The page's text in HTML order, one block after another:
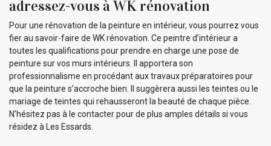
adressez-vous à WK rénovation
Pour une rénovation de la peinture en intérieur, vous pourrez vous
fier au savoir-faire de WK rénovation. Ce peintre d’intérieur a
toutes les qualifications pour prendre en charge une pose de
peinture sur vos murs intérieurs. Il apportera son
professionnalisme en procédant aux travaux préparatoires pour
que la peinture s’accroche bien. Il suggèrera aussi les teintes ou le
mariage de teintes qui rehausseront la beauté de chaque pièce.
N’hésitez pas à le contacter pour de plus amples détails si vous
résidez à Les Essards.